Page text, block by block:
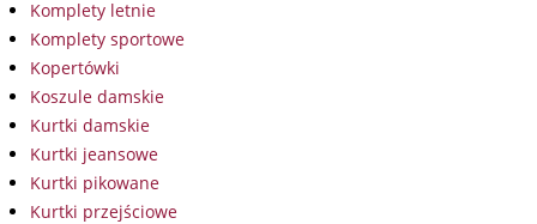
Komplety letnie
Komplety sportowe
Kopertówki
Koszule damskie
Kurtki damskie
Kurtki jeansowe
Kurtki pikowane
Kurtki przejściowe